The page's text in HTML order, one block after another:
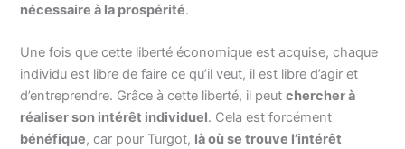
nécessaire à la prospérité.
Une fois que cette liberté économique est acquise, chaque
individu est libre de faire ce qu’il veut, il est libre d’agir et
d’entreprendre. Grâce à cette liberté, il peutchercher à
réaliser son intérêt individuel. Cela est forcément
bénéfique, car pour Turgot, là où se trouve l’intérêt